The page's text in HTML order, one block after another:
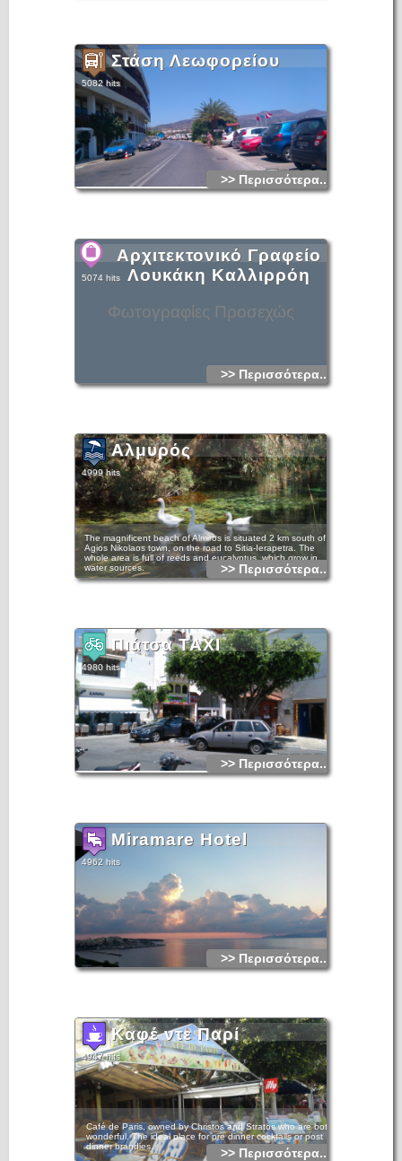
Στάση Λεωφορείου
5082 hits
>> Περισσότερα...
Φωτογραφίες Προσεχώς
Αρχιτεκτονικό Γραφείο
Λουκάκη Καλλιρρόη
5074 hits
>> Περισσότερα...
Αλμυρός
4999 hits
The magnificent beach of Almiros is situated 2 km south of
Agios Nikolaos town, on the road to Sitia-Ierapetra. The
whole area is full of reeds and eucalyptus, which grow in
water sources.
>> Περισσότερα...
Πιάτσα TAXI
4980 hits
>> Περισσότερα...
Miramare Hotel
4962 hits
>> Περισσότερα...
Καφέ ντε Παρί
4947 hits
Café de Paris, owned by Christos and Stratos who are both
wonderful. The ideal place for pre dinner cocktails or post
dinner brandies.
>> Περισσότερα...